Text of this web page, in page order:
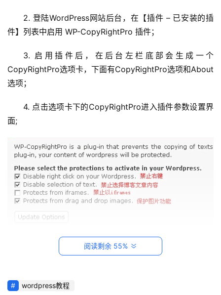
首
页
机
关
建
站
知
2. 登陆WordPress网站后台，在【插件 – 已安装的插
件】列表中启用 WP-CopyRightPro 插件；
3. 启用插件后，在后台左栏底部会生成一个
CopyRightPro选项卡，下面有CopyRightPro选项和About
选项；
4. 点击选项卡下的CopyRightPro进入插件参数设置界
面;
5. 根据自己的需要勾选相应的选项。
Wp-CopyRightPro 对 SEO 的影响
阅读剩余 55%
wordpress教程